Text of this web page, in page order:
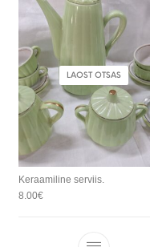
LAOST OTSAS
Keraamiline serviis.
8.00€